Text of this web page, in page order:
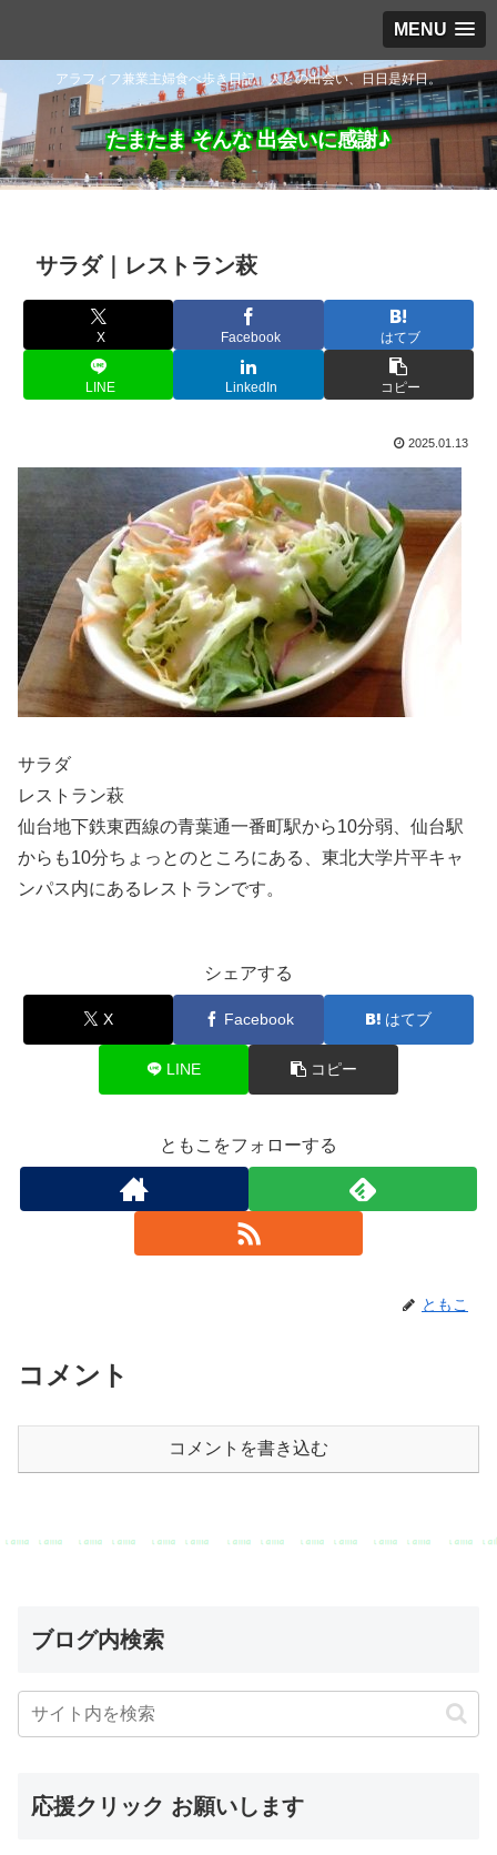
MENU
アラフィフ兼業主婦食べ歩き日記。人との出会い、日日是好日。
たまたま そんな 出会いに感謝♪
サラダ｜レストラン萩
X Facebook はてブ
LINE LinkedIn コピー
2025.01.13
サラダ
レストラン萩
仙台地下鉄東西線の青葉通一番町駅から10分弱、仙台駅
からも10分ちょっとのところにある、東北大学片平キャ
ンパス内にあるレストランです。
シェアする
X Facebook はてブ
LINE コピー
ともこをフォローする
ともこ
コメント
コメントを書き込む
ブログ内検索
応援クリック お願いします